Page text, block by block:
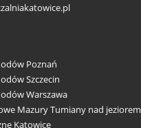
Poznań
Szczecin
Warszawa
Mazury Tumiany nad jeziorem
Katowice